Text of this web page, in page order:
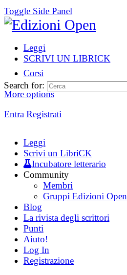
Toggle Side Panel
Leggi
SCRIVI UN LIBRICK
Corsi
More options
Entra Registrati
Search for:
Leggi
Scrivi un LibriCK
Incubatore letterario
Community
Membri
Gruppi Edizioni Open
Blog
La rivista degli scrittori
Punti
Aiuto!
Log In
Registrazione